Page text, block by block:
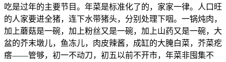
吃是过年的主要节目。年菜是标准化了的，家家一律。人口旺
的人家要进全猪，连下水带猪头，分别处理下咽。一锅炖肉，
加上蘑菇是一碗，加上粉丝又是一碗，加上山药又是一碗，大
盆的芥末墩儿，鱼冻儿，肉皮辣酱，成缸的大腌白菜，芥菜疙
瘩——管够，初一不动刀，初五以前不开市，年菜非囤集不